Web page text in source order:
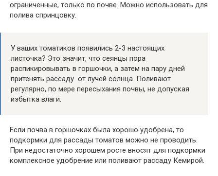
ограниченные, только по почве. Можно использовать для
полива спринцовку.
У ваших томатиков появились 2-3 настоящих
листочка? Это значит, что сеянцы пора
распикировывать в горшочки, а затем на пару дней
притенять рассаду от лучей солнца. Поливают
регулярно, по мере пересыхания почвы, не допуская
избытка влаги.
Если почва в горшочках была хорошо удобрена, то
подкормки для рассады томатов можно не проводить.
При недостаточно хорошем росте вносят для подкормки
комплексное удобрение или поливают рассаду Кемирой.